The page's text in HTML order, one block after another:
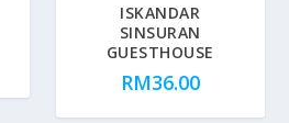
ISKANDAR
SINSURAN
GUESTHOUSE
RM36.00